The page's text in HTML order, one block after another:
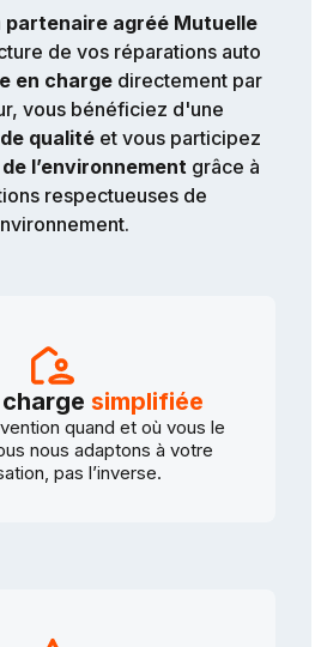
partenaire agréé Mutuelle
de vos réparations auto
en charge directement par
vous bénéficiez d'une
qualité et vous participez
l’environnement grâce à
respectueuses de
simplifiée
quand et où vous le
nous adaptons à votre
pas l’inverse.